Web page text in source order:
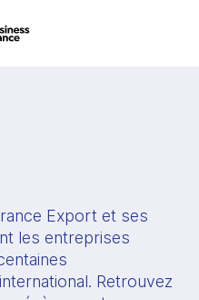
Export et ses
les entreprises
Retrouvez